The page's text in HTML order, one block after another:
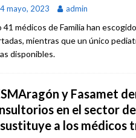
mayo, 2023 admin
41 médicos de Familia han
mientras que un único
disponibles.
y Fasamet
en el sector
a los médicos